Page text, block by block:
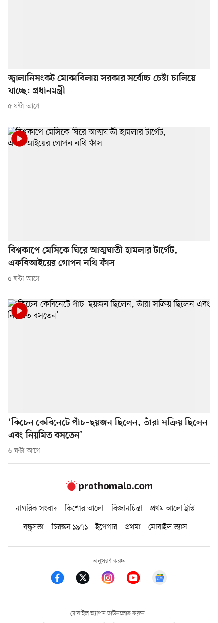
জ্বালানিসংকট মোকাবিলায় সরকার সর্বোচ্চ চেষ্টা চালিয়ে
যাচ্ছে: প্রধানমন্ত্রী
৫ ঘণ্টা আগে
বিশ্বকাপে মেসিকে ঘিরে আত্মঘাতী হামলার টার্গেট,
এফবিআইয়ের গোপন নথি ফাঁস
৫ ঘণ্টা আগে
‘কিচেন কেবিনেটে পাঁচ–ছয়জন ছিলেন, তাঁরা সক্রিয় ছিলেন
এবং নিয়মিত বসতেন’
৬ ঘণ্টা আগে
নাগরিক সংবাদ কিশোর আলো বিজ্ঞানচিন্তা
প্রথম আলো ট্রাস্ট
বন্ধুসভা
চিরন্তন ১৯৭১ ইপেপার প্রথমা মোবাইল ভ্যাস
অনুসরণ করুন
মোবাইল অ্যাপস ডাউনলোড করুন